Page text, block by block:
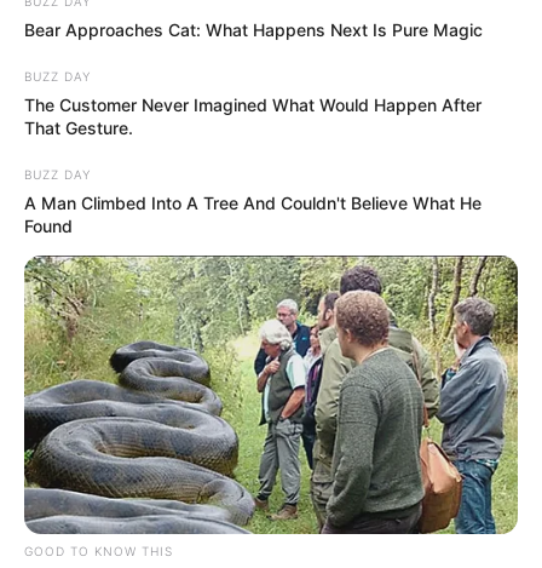
Bear Approaches Cat: What Happens Next Is Pure Magic
BUZZ DAY
The Customer Never Imagined What Would Happen After
That Gesture.
BUZZ DAY
A Man Climbed Into A Tree And Couldn't Believe What He
Found
GOOD TO KNOW THIS